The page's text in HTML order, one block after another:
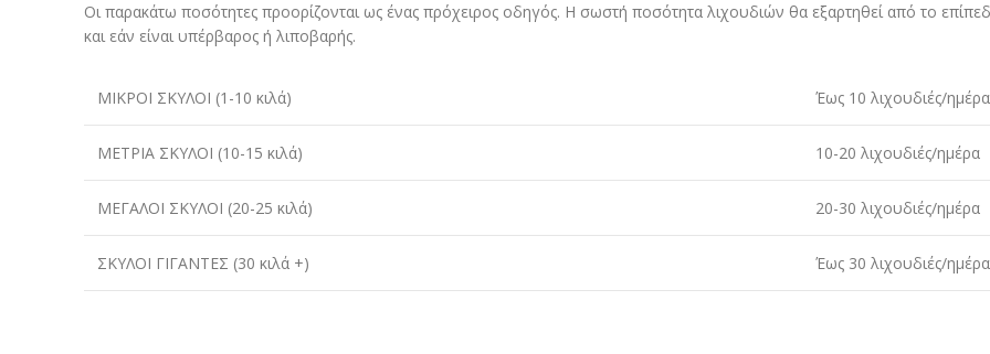
Οι παρακάτω ποσότητες προορίζονται ως ένας πρόχειρος οδηγός. Η σωστή ποσότητα λιχουδιών θα εξαρτηθεί από το
και εάν είναι υπέρβαρος ή λιποβαρής.
ΜΙΚΡΟΙ ΣΚΥΛΟΙ (1-10 κιλά) Έως 10 λιχουδιές/ημέρα
ΜΕΤΡΙΑ ΣΚΥΛΟΙ (10-15 κιλά) 10-20 λιχουδιές/ημέρα
ΜΕΓΑΛΟΙ ΣΚΥΛΟΙ (20-25 κιλά) 20-30 λιχουδιές/ημέρα
ΣΚΥΛΟΙ ΓΙΓΑΝΤΕΣ (30 κιλά +) Έως 30 λιχουδιές/ημέρα